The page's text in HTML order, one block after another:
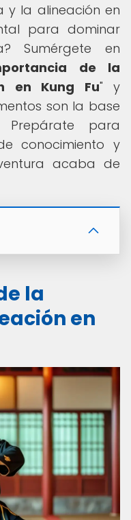
y la alineación en
para dominar
Sumérgete en
de la
en Kung Fu" y
son la base
para
conocimiento y
acaba de
la
en